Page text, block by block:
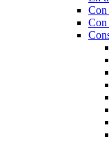
Con
Con